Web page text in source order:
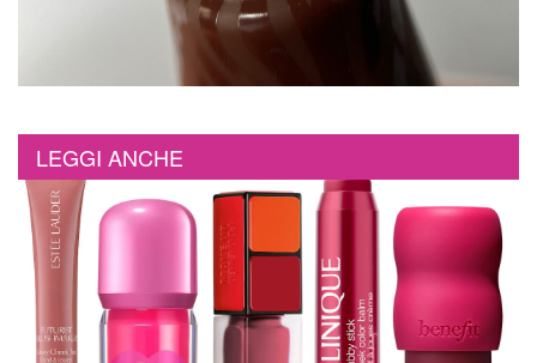
LEGGI ANCHE